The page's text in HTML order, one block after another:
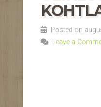
Posted on
Leave a